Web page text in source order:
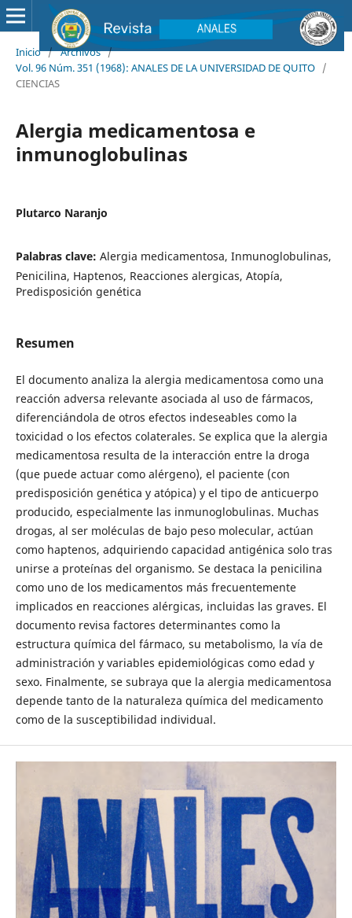
Inicio / Archivos /
Vol. 96 Núm. 351 (1968): ANALES DE LA UNIVERSIDAD DE QUITO /
CIENCIAS
Alergia medicamentosa e
inmunoglobulinas
Plutarco Naranjo
Palabras clave: Alergia medicamentosa, Inmunoglobulinas,
Penicilina, Haptenos, Reacciones alergicas, Atopía,
Predisposición genética
Resumen
El documento analiza la alergia medicamentosa como una
reacción adversa relevante asociada al uso de fármacos,
diferenciándola de otros efectos indeseables como la
toxicidad o los efectos colaterales. Se explica que la alergia
medicamentosa resulta de la interacción entre la droga
(que puede actuar como alérgeno), el paciente (con
predisposición genética y atópica) y el tipo de anticuerpo
producido, especialmente las inmunoglobulinas. Muchas
drogas, al ser moléculas de bajo peso molecular, actúan
como haptenos, adquiriendo capacidad antigénica solo tras
unirse a proteínas del organismo. Se destaca la penicilina
como uno de los medicamentos más frecuentemente
implicados en reacciones alérgicas, incluidas las graves. El
documento revisa factores determinantes como la
estructura química del fármaco, su metabolismo, la vía de
administración y variables epidemiológicas como edad y
sexo. Finalmente, se subraya que la alergia medicamentosa
depende tanto de la naturaleza química del medicamento
como de la susceptibilidad individual.